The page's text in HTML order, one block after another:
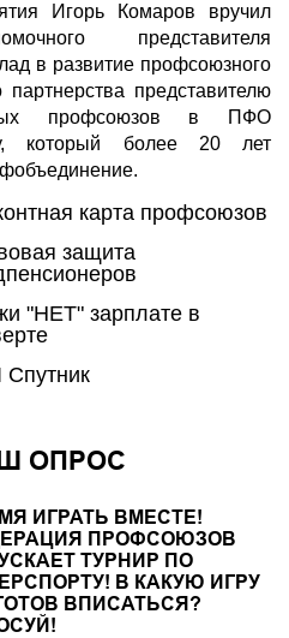
Игорь Комаров вручил
представителя
в развитие профсоюзного
представителю
профсоюзов в ПФО
который более 20 лет
карта профсоюзов
защита
"НЕТ" зарплате в
ОПРОС
ИГРАТЬ ВМЕСТЕ!
ПРОФСОЮЗОВ
ТУРНИР ПО
В КАКУЮ ИГРУ
ВПИСАТЬСЯ?